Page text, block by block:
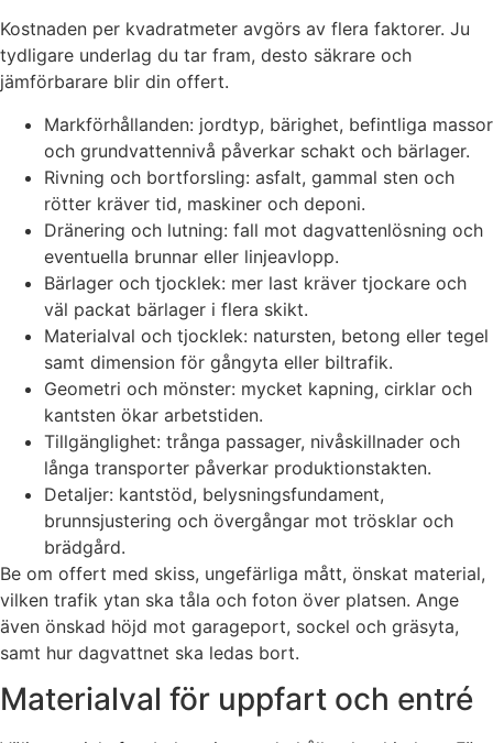
Kostnaden per kvadratmeter avgörs av flera faktorer. Ju
tydligare underlag du tar fram, desto säkrare och
jämförbarare blir din offert.
Markförhållanden: jordtyp, bärighet, befintliga massor
och grundvattennivå påverkar schakt och bärlager.
Rivning och bortforsling: asfalt, gammal sten och
rötter kräver tid, maskiner och deponi.
Dränering och lutning: fall mot dagvattenlösning och
eventuella brunnar eller linjeavlopp.
Bärlager och tjocklek: mer last kräver tjockare och
väl packat bärlager i flera skikt.
Materialval och tjocklek: natursten, betong eller tegel
samt dimension för gångyta eller biltrafik.
Geometri och mönster: mycket kapning, cirklar och
kantsten ökar arbetstiden.
Tillgänglighet: trånga passager, nivåskillnader och
långa transporter påverkar produktionstakten.
Detaljer: kantstöd, belysningsfundament,
brunnsjustering och övergångar mot trösklar och
brädgård.
Be om offert med skiss, ungefärliga mått, önskat material,
vilken trafik ytan ska tåla och foton över platsen. Ange
även önskad höjd mot garageport, sockel och gräsyta,
samt hur dagvattnet ska ledas bort.
Materialval för uppfart och entré